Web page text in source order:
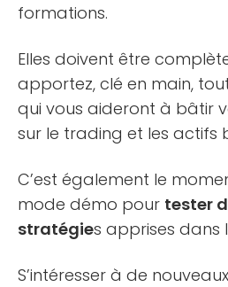
formations.
Elles doivent être
apportez, clé en main,
qui vous aideront à bâtir
sur le trading et les actifs
C’est également le
mode démo pour tester
stratégies apprises dans
S’intéresser à de